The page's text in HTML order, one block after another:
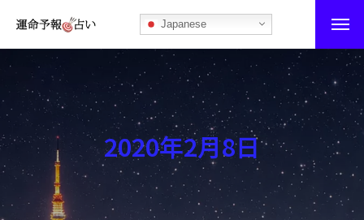
Japanese
運命予報占い
運命予報占いとは
あなたの所属部屋を探そう！
最恐の相性占い
2020年2月8日